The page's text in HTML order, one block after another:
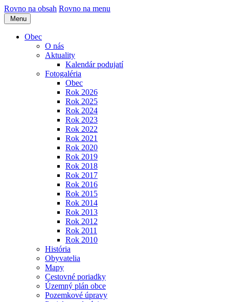
Rovno na obsah Rovno na menu
Menu
Obec
O nás
Aktuality
Kalendár podujatí
Fotogaléria
Obec
Rok 2026
Rok 2025
Rok 2024
Rok 2023
Rok 2022
Rok 2021
Rok 2020
Rok 2019
Rok 2018
Rok 2017
Rok 2016
Rok 2015
Rok 2014
Rok 2013
Rok 2012
Rok 2011
Rok 2010
História
Obyvatelia
Mapy
Cestovné poriadky
Územný plán obce
Pozemkové úpravy